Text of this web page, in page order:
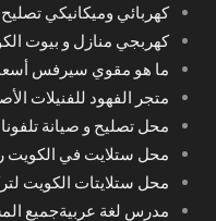
كهربائي وميكانيكي
كهربجي منازل و بيوت
ما هو مقوي سيرفس
متجر الفهود للفنيلات
محل تصليح و صيانة
محل ستلايت في الكويت رقم
محل ستلايتات الكويت
مدرس لغة عربيةجميع